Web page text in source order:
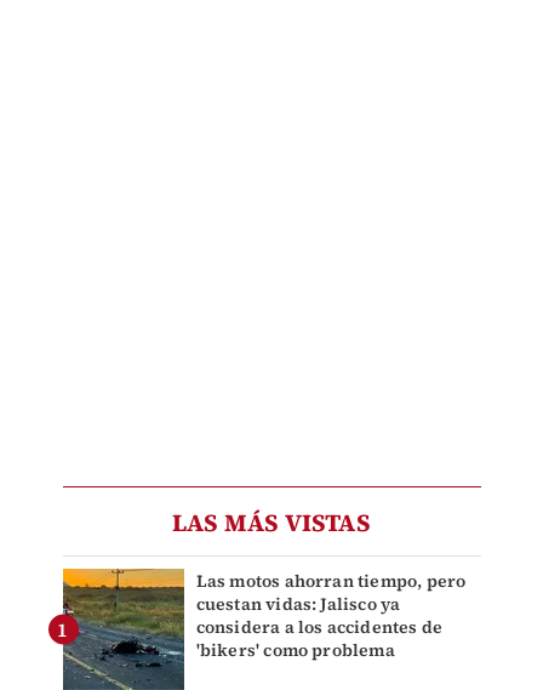
LAS MÁS VISTAS
Las motos ahorran tiempo, pero
cuestan vidas: Jalisco ya
considera a los accidentes de
'bikers' como problema